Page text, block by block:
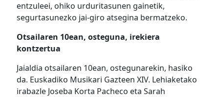
entzuleei, ohiko urduritasunen gainetik,
segurtasunezko jai-giro atsegina bermatzeko.
Otsailaren 10ean, osteguna, irekiera
kontzertua
Jaialdia otsailaren 10ean, ostegunarekin, hasiko
da. Euskadiko Musikari Gazteen XIV. Lehiaketako
irabazle Joseba Korta Pacheco eta Sarah